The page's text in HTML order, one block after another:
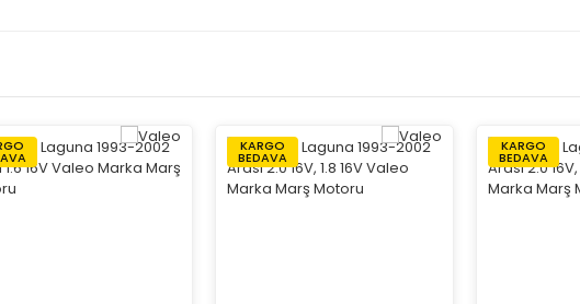
KARGO
BEDAVA
KARGO
BEDAVA